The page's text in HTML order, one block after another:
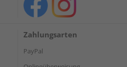
Zahlungsarten
PayPal